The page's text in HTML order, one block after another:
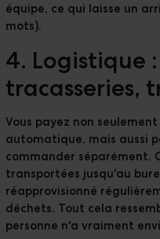
équipe, ce qui laisse un
mots).
4. Logistique
tracasseries,
Vous payez non
automatique, mais aussi
commander séparément.
transportées jusqu'au
réapprovisionné
déchets. Tout cela
personne n'a vraiment